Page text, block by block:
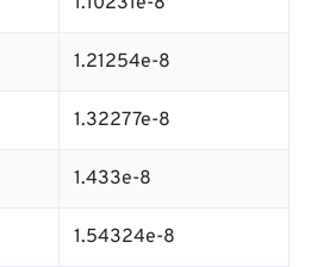
1.21254e-8
1.32277e-8
1.433e-8
1.54324e-8